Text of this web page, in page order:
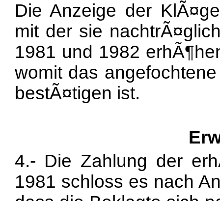
Die Anzeige der
mit der sie
1981 und 1982
womit das
bestÃ¤tigen ist.
4.- Die Zahlung der
1981 schloss es nach